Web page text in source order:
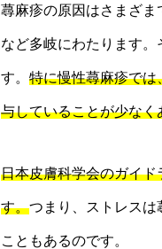
蕁麻疹の原因はさまざ
など多岐にわたります
す。 特に慢性蕁麻疹では
与していることが少なく
日本皮膚科学会のガイ
す。つまり、ストレスは
こともあるのです。